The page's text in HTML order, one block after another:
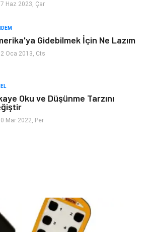
Haz 2023, Çar
Gidebilmek İçin Ne Lazım
Oca 2013, Cts
Oku ve Düşünme Tarzını
Mar 2022, Per